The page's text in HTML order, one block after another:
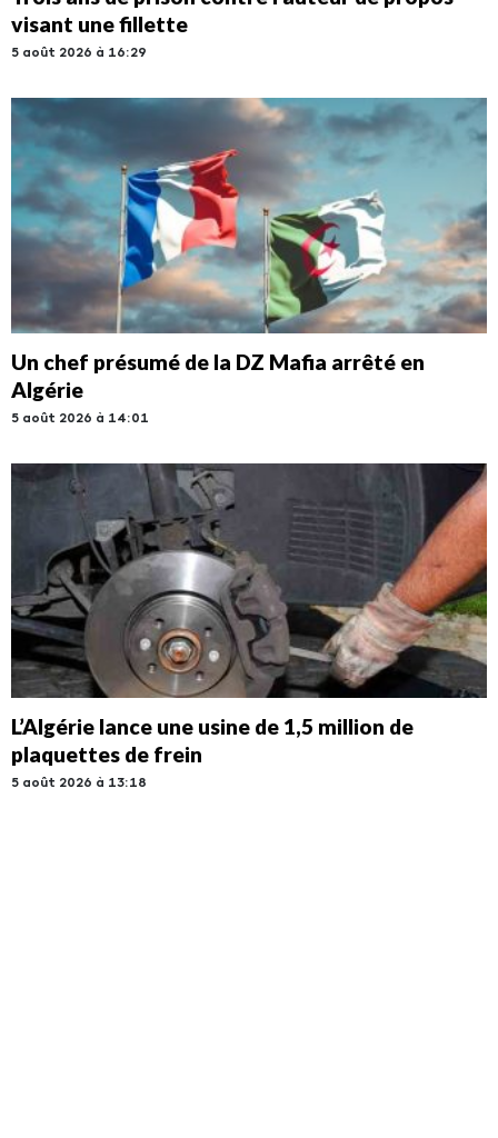
visant une fillette
5 août 2026 à 16:29
Un chef présumé de la DZ Mafia arrêté en
Algérie
5 août 2026 à 14:01
L’Algérie lance une usine de 1,5 million de
plaquettes de frein
5 août 2026 à 13:18